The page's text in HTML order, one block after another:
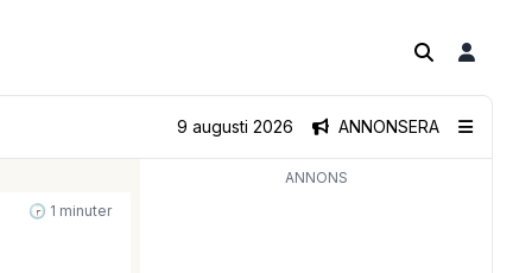
ANNONSERA
9 augusti 2026
🕝 1 minuter
ANNONS